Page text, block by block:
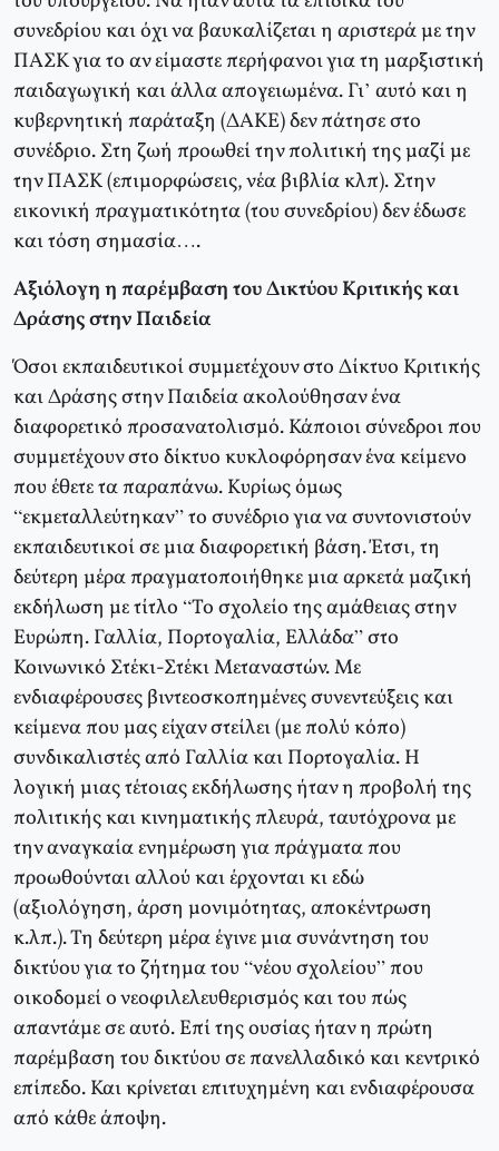
συνεδρίου και όχι να βαυκαλίζεται η αριστερά με την
ΠΑΣΚ για το αν είμαστε περήφανοι για τη μαρξιστική
παιδαγωγική και άλλα απογειωμένα. Γι’ αυτό και η
κυβερνητική παράταξη (ΔΑΚΕ) δεν πάτησε στο
συνέδριο. Στη ζωή προωθεί την πολιτική της μαζί με
την ΠΑΣΚ (επιμορφώσεις, νέα βιβλία κλπ). Στην
εικονική πραγματικότητα (του συνεδρίου) δεν έδωσε
και τόση σημασία….
Αξιόλογη η παρέμβαση του Δικτύου Κριτικής και
Δράσης στην Παιδεία
Όσοι εκπαιδευτικοί συμμετέχουν στο Δίκτυο Κριτικής
και Δράσης στην Παιδεία ακολούθησαν ένα
διαφορετικό προσανατολισμό. Κάποιοι σύνεδροι που
συμμετέχουν στο δίκτυο κυκλοφόρησαν ένα κείμενο
που έθετε τα παραπάνω. Κυρίως όμως
“εκμεταλλεύτηκαν” το συνέδριο για να συντονιστούν
εκπαιδευτικοί σε μια διαφορετική βάση. Έτσι, τη
δεύτερη μέρα πραγματοποιήθηκε μια αρκετά μαζική
εκδήλωση με τίτλο “Το σχολείο της αμάθειας στην
Ευρώπη. Γαλλία, Πορτογαλία, Ελλάδα” στο
Κοινωνικό Στέκι-Στέκι Μεταναστών. Με
ενδιαφέρουσες βιντεοσκοπημένες συνεντεύξεις και
κείμενα που μας είχαν στείλει (με πολύ κόπο)
συνδικαλιστές από Γαλλία και Πορτογαλία. Η
λογική μιας τέτοιας εκδήλωσης ήταν η προβολή της
πολιτικής και κινηματικής πλευρά, ταυτόχρονα με
την αναγκαία ενημέρωση για πράγματα που
προωθούνται αλλού και έρχονται κι εδώ
(αξιολόγηση, άρση μονιμότητας, αποκέντρωση
κ.λπ.). Τη δεύτερη μέρα έγινε μια συνάντηση του
δικτύου για το ζήτημα του “νέου σχολείου” που
οικοδομεί ο νεοφιλελευθερισμός και του πώς
απαντάμε σε αυτό. Επί της ουσίας ήταν η πρώτη
παρέμβαση του δικτύου σε πανελλαδικό και κεντρικό
επίπεδο. Και κρίνεται επιτυχημένη και ενδιαφέρουσα
από κάθε άποψη.